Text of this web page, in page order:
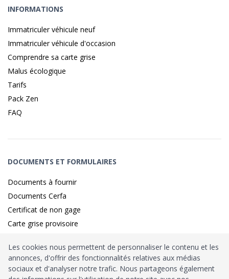
INFORMATIONS
Immatriculer véhicule neuf
Immatriculer véhicule d'occasion
Comprendre sa carte grise
Malus écologique
Tarifs
Pack Zen
FAQ
DOCUMENTS ET FORMULAIRES
Documents à fournir
Documents Cerfa
Certificat de non gage
Carte grise provisoire
Identité sécurisé parFranceConnect
Les cookies nous permettent de personnaliser le contenu et les
annonces, d'offrir des fonctionnalités relatives aux médias
sociaux et d'analyser notre trafic. Nous partageons également